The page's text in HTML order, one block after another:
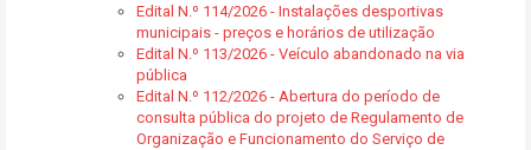
Edital N.º 114/2026 - Instalações desportivas
municipais - preços e horários de utilização
Edital N.º 113/2026 - Veículo abandonado na via
pública
Edital N.º 112/2026 - Abertura do período de
consulta pública do projeto de Regulamento de
Organização e Funcionamento do Serviço de